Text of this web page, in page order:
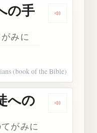
の手
みに
(book of the Bible)
への
がみに